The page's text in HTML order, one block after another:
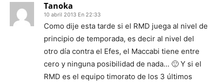
Tanoka
10 abril 2013 En 22:33
Como dije esta tarde si el RMD juega al nivel de
principio de temporada, es decir al nivel del
otro día contra el Efes, el Maccabi tiene entre
cero y ninguna posibilidad de nada… 🙂 Y si el
RMD es el equipo timorato de los 3 últimos